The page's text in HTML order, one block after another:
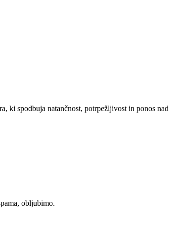
ki spodbuja natančnost, potrpežljivost in ponos nad
obljubimo.